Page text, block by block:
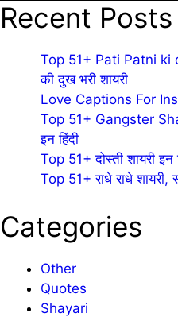
Recent Posts
Top 51+ Pati Patni ki
की दुख भरी शायरी
Love Captions For
Top 51+ Gangster
इन हिंदी
Top 51+ दोस्ती शायरी
Top 51+ राधे राधे
Categories
Other
Quotes
Shayari